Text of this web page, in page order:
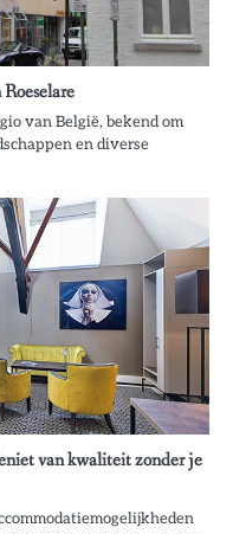
van België, bekend om
en diverse
van kwaliteit zonder je